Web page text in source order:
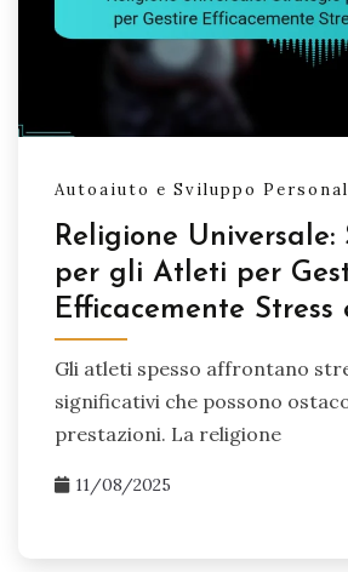
Autoaiuto e Sviluppo
Religione Universale:
per gli Atleti per
Efficacemente Stress
Gli atleti spesso affrontano
significativi che possono
prestazioni. La religione
11/08/2025